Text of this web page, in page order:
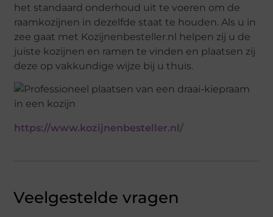
het standaard onderhoud uit te voeren om de
raamkozijnen in dezelfde staat te houden. Als u in
zee gaat met Kozijnenbesteller.nl helpen zij u de
juiste kozijnen en ramen te vinden en plaatsen zij
deze op vakkundige wijze bij u thuis.
https://www.kozijnenbesteller.nl/
Veelgestelde vragen